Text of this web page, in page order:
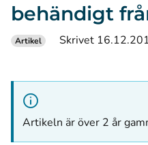
behändigt
Artikel Skrivet
Artikeln är över 2 år